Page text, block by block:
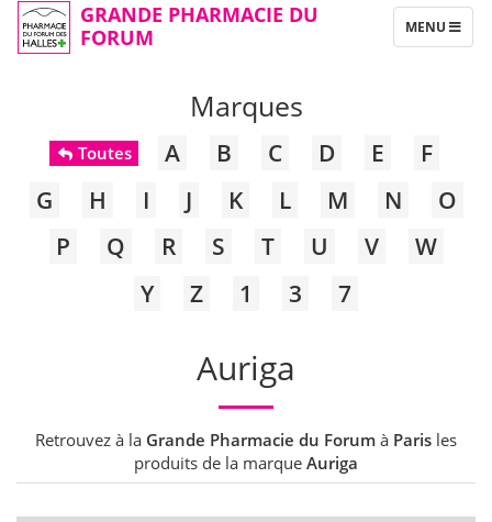
GRANDE PHARMACIE DU
FORUM
TOGGLE
NAVIGATION
MENU
Marques
Toutes A B C D E
F
G
H I J K L M N
O
P
Q R S T U V
W
Y
Z 1 3 7
Auriga
Retrouvez à la Grande Pharmacie du Forum à Paris les
produits de la marque Auriga